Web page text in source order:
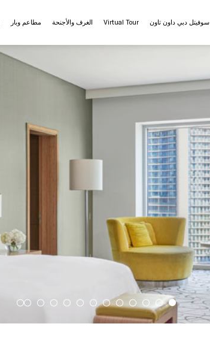
سوفيتل دبي داون تاون Virtual Tour الغرف والأجنحة مطاعم وبار